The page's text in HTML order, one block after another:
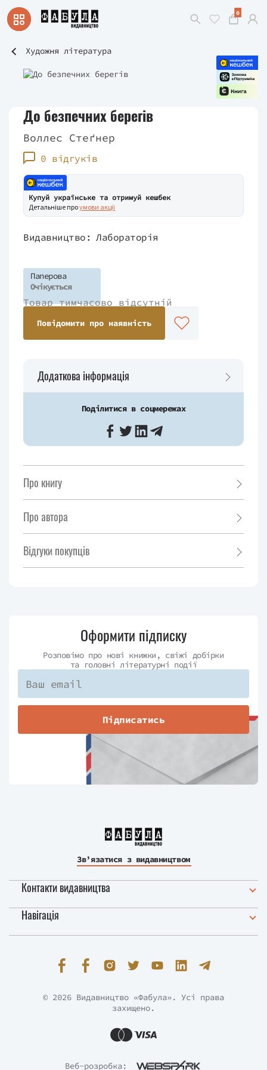
0
Художня література
До безпечних берегів
Воллес Стеґнер
0 відгуків
Купуй українське та отримуй кешбек
Детальніше проумови акції
Видавництво: Лабораторія
Паперова
Очікується
Товар тимчасово відсутній
Повідомити про наявність
Додаткова інформація
Поділитися в соцмережах
Про книгу
Про автора
Відгуки покупців
Оформити підписку
Розповімо про нові книжки, свіжі добірки
та головні літературні події
Підписатись
Зв’язатися з видавництвом
Контакти видавництва
Навігація
Веб-розробка:
© 2026 Видавництво «Фабула». Усі права
захищено.